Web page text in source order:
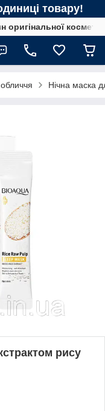
товару!
оригінальної
Нічна маска
рису